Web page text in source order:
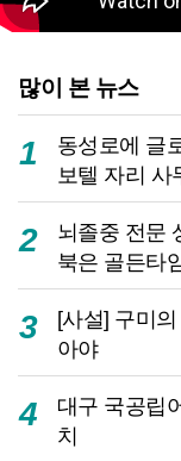
많이 본 뉴스
1
동성로에 글
보텔 자리 사
2
뇌졸중 전문
북은 골든타
3
[사설] 구미
아야
4
대구 국공립
치